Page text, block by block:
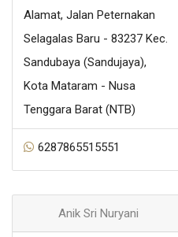
Alamat, Jalan Peternakan
Selagalas Baru - 83237 Kec.
Sandubaya (Sandujaya),
Kota Mataram - Nusa
Tenggara Barat (NTB)
6287865515551
Anik Sri Nuryani